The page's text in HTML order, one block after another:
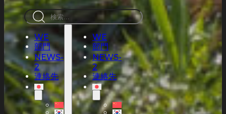
検
索
WE
部門
NEWS-
2
連絡先
WE
部門
NEWS-
2
連絡先